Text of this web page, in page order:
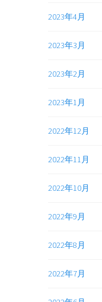
2023年4月
2023年3月
2023年2月
2023年1月
2022年12月
2022年11月
2022年10月
2022年9月
2022年8月
2022年7月